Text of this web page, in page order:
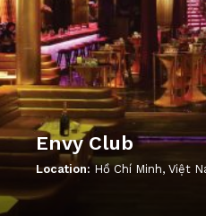
Envy Club
Location: Hồ Chí Minh, Việt